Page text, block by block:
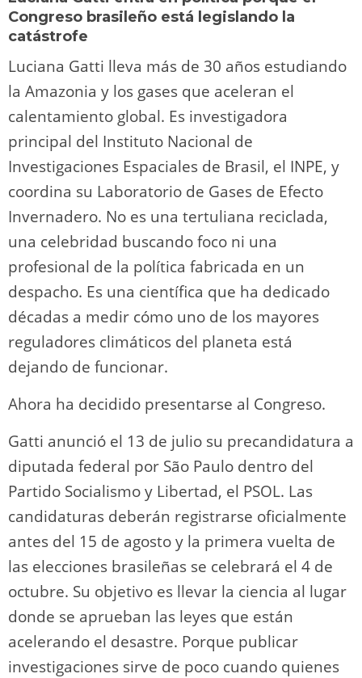
Congreso brasileño está legislando la
catástrofe
Luciana Gatti lleva más de 30 años estudiando
la Amazonia y los gases que aceleran el
calentamiento global. Es investigadora
principal del Instituto Nacional de
Investigaciones Espaciales de Brasil, el INPE, y
coordina su Laboratorio de Gases de Efecto
Invernadero. No es una tertuliana reciclada,
una celebridad buscando foco ni una
profesional de la política fabricada en un
despacho. Es una científica que ha dedicado
décadas a medir cómo uno de los mayores
reguladores climáticos del planeta está
dejando de funcionar.
Ahora ha decidido presentarse al Congreso.
Gatti anunció el 13 de julio su precandidatura a
diputada federal por São Paulo dentro del
Partido Socialismo y Libertad, el PSOL. Las
candidaturas deberán registrarse oficialmente
antes del 15 de agosto y la primera vuelta de
las elecciones brasileñas se celebrará el 4 de
octubre. Su objetivo es llevar la ciencia al lugar
donde se aprueban las leyes que están
acelerando el desastre. Porque publicar
investigaciones sirve de poco cuando quienes